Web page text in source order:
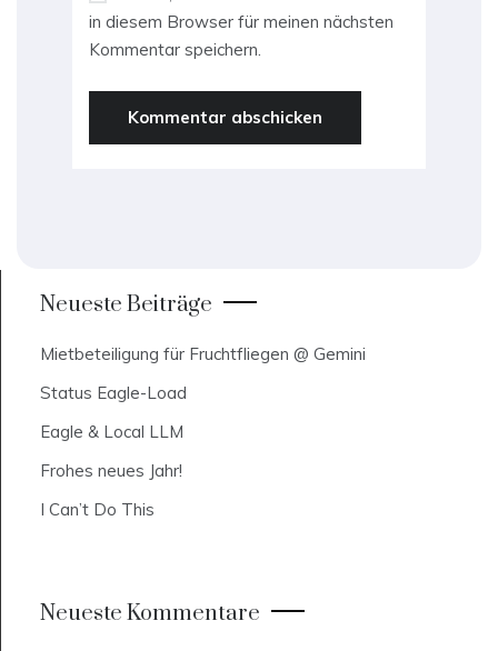
in diesem Browser für meinen nächsten
Kommentar speichern.
Neueste Beiträge
Mietbeteiligung für Fruchtfliegen @ Gemini
Status Eagle-Load
Eagle & Local LLM
Frohes neues Jahr!
I Can’t Do This
Neueste Kommentare